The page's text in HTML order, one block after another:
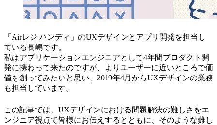
「Airレジ ハンディ」のUXデザインとアプリ開発を担当し
ている長嶋です。
私はアプリケーションエンジニアとして4年間プロダクト開
発に携わって来たのですが、よりユーザーに近いところで価
値を創ってみたいと思い、2019年4月からUXデザインの業務
も担当しています。
この記事では、UXデザインにおける問題解決の難しさをエ
ンジニア視点で皆様にお伝えするとともに、そのような難し